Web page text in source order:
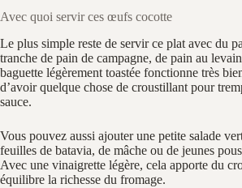
Avec quoi servir ces œufs cocotte
Le plus simple reste de servir ce plat avec du
tranche de pain de campagne, de pain au
baguette légèrement toastée fonctionne très
d’avoir quelque chose de croustillant pour
sauce.
Vous pouvez aussi ajouter une petite salade
feuilles de batavia, de mâche ou de jeunes
Avec une vinaigrette légère, cela apporte du
équilibre la richesse du fromage.